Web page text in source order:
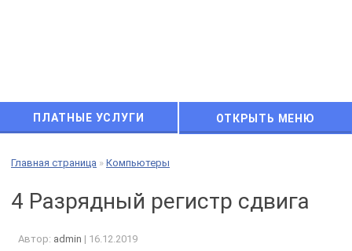
ОТКРЫТЬ МЕНЮ
ПЛАТНЫЕ УСЛУГИ
Главная страница » Компьютеры
4 Разрядный регистр сдвига
Автор: admin | 16.12.2019